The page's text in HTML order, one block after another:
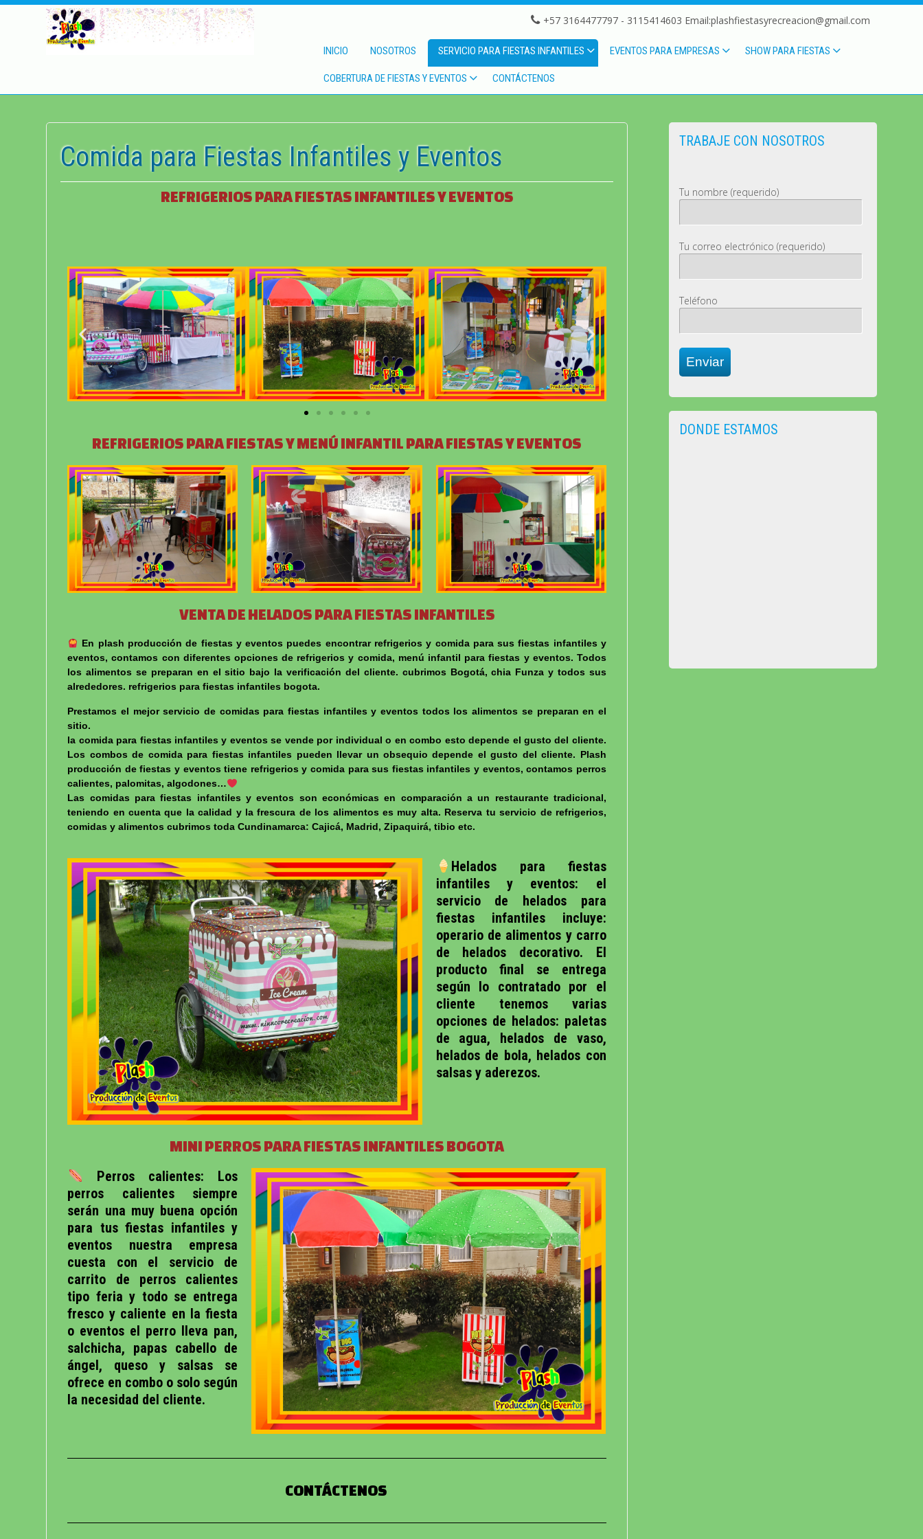
+57 3164477797 - 3115414603 Email:plashfiestasyrecreacion@gmail.com
INICIO NOSOTROS SERVICIO PARA FIESTAS INFANTILES EVENTOS PARA EMPRESAS SHOW PARA FIESTAS
COBERTURA DE FIESTAS Y EVENTOS CONTÁCTENOS
Comida para Fiestas Infantiles y Eventos
REFRIGERIOS PARA FIESTAS INFANTILES Y EVENTOS
REFRIGERIOS PARA FIESTAS Y MENÚ INFANTIL PARA FIESTAS Y EVENTOS
VENTA DE HELADOS PARA FIESTAS INFANTILES
En plash producción de fiestas y eventos puedes encontrar refrigerios y comida para sus fiestas infantiles y
eventos, contamos con diferentes opciones de refrigerios y comida, menú infantil para fiestas y eventos. Todos
los alimentos se preparan en el sitio bajo la verificación del cliente. cubrimos Bogotá, chia Funza y todos sus
alrededores. refrigerios para fiestas infantiles bogota.
Prestamos el mejor servicio de comidas para fiestas infantiles y eventos todos los alimentos se preparan en el
sitio.
la comida para fiestas infantiles y eventos se vende por individual o en combo esto depende el gusto del cliente.
Los combos de comida para fiestas infantiles pueden llevar un obsequio depende el gusto del cliente. Plash
producción de fiestas y eventos tiene refrigerios y comida para sus fiestas infantiles y eventos, contamos perros
calientes, palomitas, algodones…
Las comidas para fiestas infantiles y eventos son económicas en comparación a un restaurante tradicional,
teniendo en cuenta que la calidad y la frescura de los alimentos es muy alta. Reserva tu servicio de refrigerios,
comidas y alimentos cubrimos toda Cundinamarca: Cajicá, Madrid, Zipaquirá, tibio etc.
Helados para fiestas
infantiles y eventos: el
servicio de helados para
fiestas infantiles incluye:
operario de alimentos y carro
de helados decorativo. El
producto final se entrega
según lo contratado por el
cliente tenemos varias
opciones de helados: paletas
de agua, helados de vaso,
helados de bola, helados con
salsas y aderezos.
MINI PERROS PARA FIESTAS INFANTILES BOGOTA
Perros calientes: Los
perros calientes siempre
serán una muy buena opción
para tus fiestas infantiles y
eventos nuestra empresa
cuesta con el servicio de
carrito de perros calientes
tipo feria y todo se entrega
fresco y caliente en la fiesta
o eventos el perro lleva pan,
salchicha, papas cabello de
ángel, queso y salsas se
ofrece en combo o solo según
la necesidad del cliente.
CONTÁCTENOS
TRABAJE CON NOSOTROS
Tu nombre (requerido)
Tu correo electrónico (requerido)
Teléfono
Enviar
DONDE ESTAMOS